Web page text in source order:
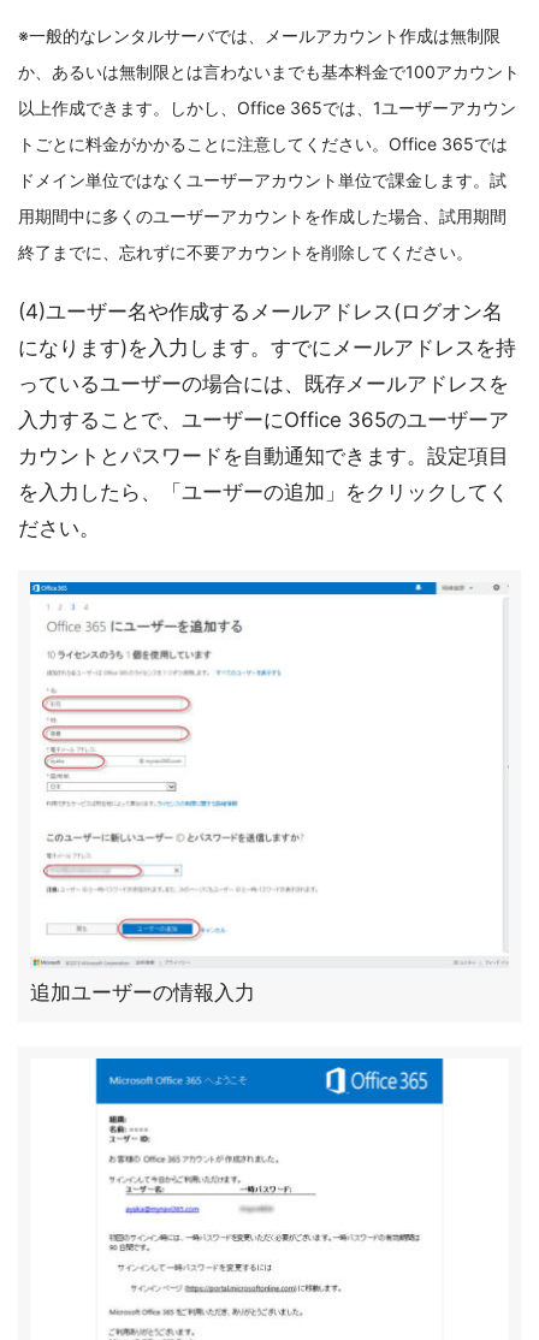
※一般的なレンタルサーバでは、メールアカウント作成は無制限
か、あるいは無制限とは言わないまでも基本料金で100アカウント
以上作成できます。しかし、Office 365では、1ユーザーアカウン
トごとに料金がかかることに注意してください。Office 365では
ドメイン単位ではなくユーザーアカウント単位で課金します。試
用期間中に多くのユーザーアカウントを作成した場合、試用期間
終了までに、忘れずに不要アカウントを削除してください。
(4)ユーザー名や作成するメールアドレス(ログオン名
になります)を入力します。すでにメールアドレスを持
っているユーザーの場合には、既存メールアドレスを
入力することで、ユーザーにOffice 365のユーザーア
カウントとパスワードを自動通知できます。設定項目
を入力したら、「ユーザーの追加」をクリックしてく
ださい。
追加ユーザーの情報入力